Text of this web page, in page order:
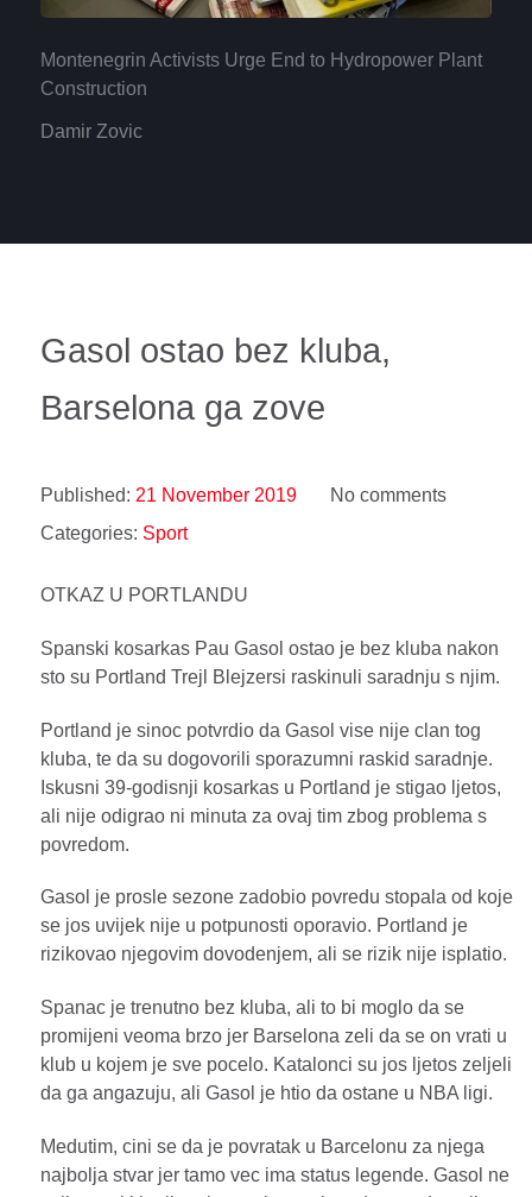
Montenegrin Activists Urge End to Hydropower Plant
Construction
Damir Zovic
Gasol ostao bez kluba,
Barselona ga zove
Published: 21 November 2019
No comments
Categories: Sport
OTKAZ U PORTLANDU
Spanski kosarkas Pau Gasol ostao je bez kluba nakon
sto su Portland Trejl Blejzersi raskinuli saradnju s njim.
Portland je sinoc potvrdio da Gasol vise nije clan tog
kluba, te da su dogovorili sporazumni raskid saradnje.
Iskusni 39-godisnji kosarkas u Portland je stigao ljetos,
ali nije odigrao ni minuta za ovaj tim zbog problema s
povredom.
Gasol je prosle sezone zadobio povredu stopala od koje
se jos uvijek nije u potpunosti oporavio. Portland je
rizikovao njegovim dovodenjem, ali se rizik nije isplatio.
Spanac je trenutno bez kluba, ali to bi moglo da se
promijeni veoma brzo jer Barselona zeli da se on vrati u
klub u kojem je sve pocelo. Katalonci su jos ljetos zeljeli
da ga angazuju, ali Gasol je htio da ostane u NBA ligi.
Medutim, cini se da je povratak u Barcelonu za njega
najbolja stvar jer tamo vec ima status legende. Gasol ne